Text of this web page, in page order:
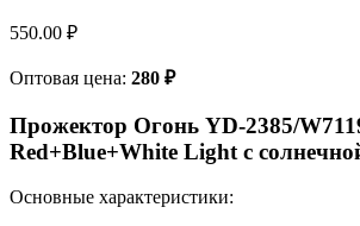
550.00 ₽
Оптовая цена: 280 ₽
Прожектор Огонь YD-2385/
Red+Blue+White Light с
Основные характеристики: